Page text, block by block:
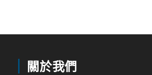
關於我們